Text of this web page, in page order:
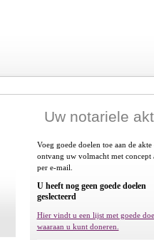
Uw notariele
Voeg goede doelen toe aan de akte
ontvang uw volmacht met concept
per e-mail.
U heeft nog geen goede doelen
geslecteerd
Hier vindt u een lijst met goede
waaraan u kunt doneren.